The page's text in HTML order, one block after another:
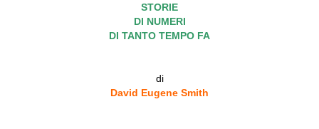
STORIE
DI NUMERI
DI TANTO TEMPO FA
di
David Eugene Smith